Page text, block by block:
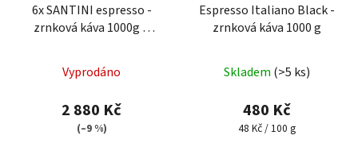
6x SANTINI espresso -
zrnková káva 1000g +
hodnocení
produktu
je
Vyprodáno
2 880 Kč
(–9 %)
Espresso Italiano Black -
zrnková káva 1000 g
Skladem (>5 ks)
480 Kč
Měrná
48 Kč / 100 g